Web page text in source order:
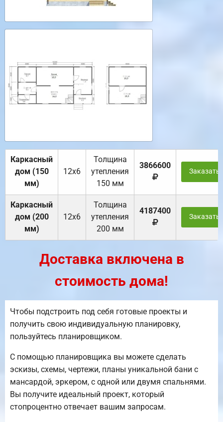
Каркасный
дом (150
мм)
12х6
Толщина
утепления
150 мм
3866600
Заказать
Каркасный
дом (200
мм)
12х6
Толщина
утепления
200 мм
4187400
Заказать
Доставка включена в
стоимость дома!
Чтобы подстроить под себя готовые проекты и
получить свою индивидуальную планировку,
пользуйтесь планировщиком.
С помощью планировщика вы можете сделать
эскизы, схемы, чертежи, планы уникальной бани с
мансардой, эркером, с одной или двумя спальнями.
Вы получите идеальный проект, который
стопроцентно отвечает вашим запросам.